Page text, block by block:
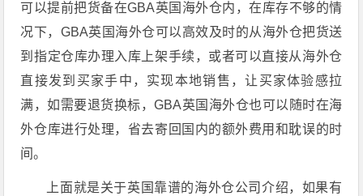
可以提前把货备在GBA英国海外仓内，在库存不够的情
况下，GBA英国海外仓可以高效及时的从海外仓把货送
到指定仓库办理入库上架手续，或者可以直接从海外仓
直接发到买家手中，实现本地销售，让买家体验感拉
满，如需要退货换标，GBA英国海外仓也可以随时在海
外仓库进行处理，省去寄回国内的额外费用和耽误的时
间。
上面就是关于英国靠谱的海外仓公司介绍，如果有